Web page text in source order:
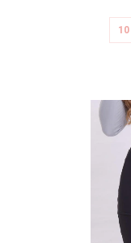
10